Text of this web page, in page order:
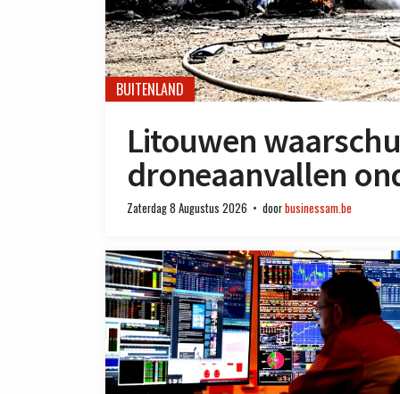
BUITENLAND
Litouwen
droneaanvallen
Zaterdag 8 Augustus 2026 doorbusinessam.be